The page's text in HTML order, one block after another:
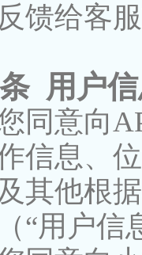
馈给客
用户
同意向
信息、
其他根
“用户信